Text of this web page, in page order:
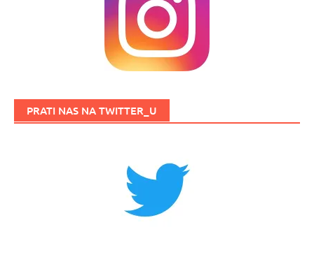
PRATI NAS NA TWITTER_U